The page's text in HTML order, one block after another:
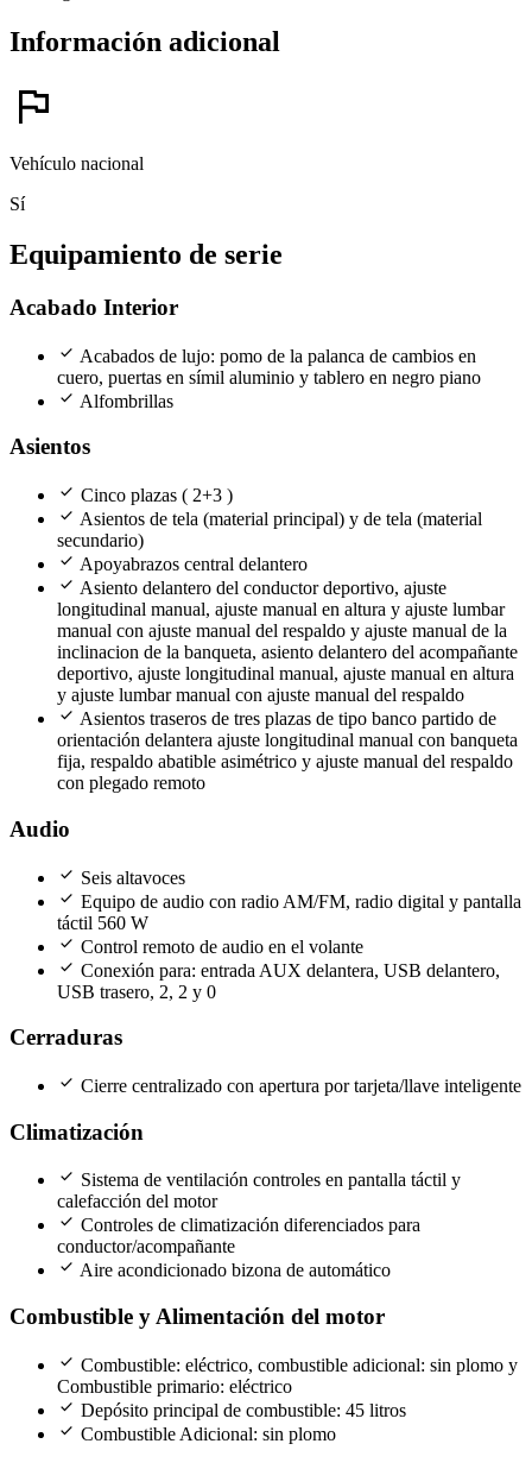
Información adicional
flag
Vehículo nacional
Sí
Equipamiento de serie
Acabado Interior
check Acabados de lujo: pomo de la palanca de cambios en
cuero, puertas en símil aluminio y tablero en negro piano
check Alfombrillas
Asientos
check Cinco plazas ( 2+3 )
check Asientos de tela (material principal) y de tela (material
secundario)
check Apoyabrazos central delantero
check Asiento delantero del conductor deportivo, ajuste
longitudinal manual, ajuste manual en altura y ajuste lumbar
manual con ajuste manual del respaldo y ajuste manual de la
inclinacion de la banqueta, asiento delantero del acompañante
deportivo, ajuste longitudinal manual, ajuste manual en altura
y ajuste lumbar manual con ajuste manual del respaldo
check Asientos traseros de tres plazas de tipo banco partido de
orientación delantera ajuste longitudinal manual con banqueta
fija, respaldo abatible asimétrico y ajuste manual del respaldo
con plegado remoto
Audio
check Seis altavoces
check Equipo de audio con radio AM/FM, radio digital y pantalla
táctil 560 W
check Control remoto de audio en el volante
check Conexión para: entrada AUX delantera, USB delantero,
USB trasero, 2, 2 y 0
Cerraduras
check Cierre centralizado con apertura por tarjeta/llave inteligente
Climatización
check Sistema de ventilación controles en pantalla táctil y
calefacción del motor
check Controles de climatización diferenciados para
conductor/acompañante
check Aire acondicionado bizona de automático
Combustible y Alimentación del motor
check Combustible: eléctrico, combustible adicional: sin plomo y
Combustible primario: eléctrico
check Depósito principal de combustible: 45 litros
check Combustible Adicional: sin plomo